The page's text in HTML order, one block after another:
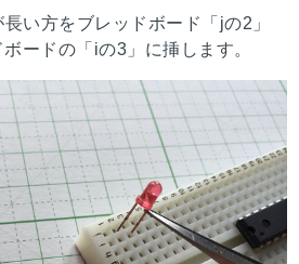
い方をブレッドボード「jの2」
ードの「iの3」に挿します。